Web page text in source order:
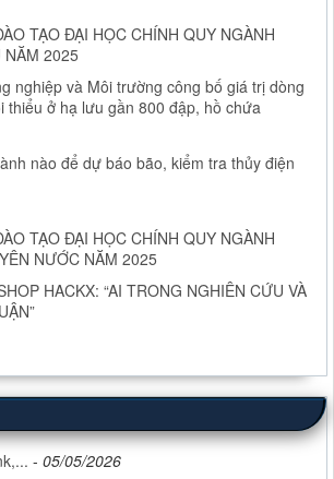
TẠO ĐẠI HỌC CHÍNH QUY NGÀNH
NĂM 2025
nghiệp và Môi trường công bố giá trị dòng
thiểu ở hạ lưu gần 800 đập, hồ chứa
nào để dự báo bão, kiểm tra thủy điện
TẠO ĐẠI HỌC CHÍNH QUY NGÀNH
NƯỚC NĂM 2025
HACKX: “AI TRONG NGHIÊN CỨU VÀ
- 05/05/2026